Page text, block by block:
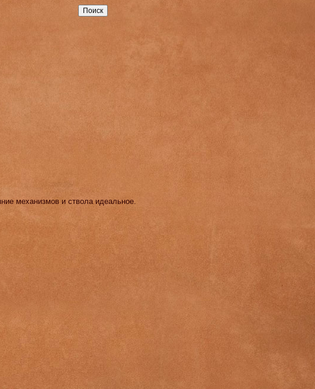
механизмов и ствола идеальное.